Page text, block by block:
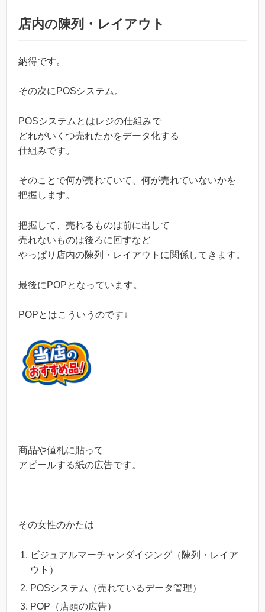
店内の陳列・レイアウト
納得です。
その次にPOSシステム。
POSシステムとはレジの仕組みで
どれがいくつ売れたかをデータ化する
仕組みです。
そのことで何が売れていて、何が売れていないかを
把握します。
把握して、売れるものは前に出して
売れないものは後ろに回すなど
やっぱり店内の陳列・レイアウトに関係してきます。
最後にPOPとなっています。
POPとはこういうのです↓
商品や値札に貼って
アピールする紙の広告です。
その女性のかたは
ビジュアルマーチャンダイジング（陳列・レイア
ウト）
POSシステム（売れているデータ管理）
POP（店頭の広告）